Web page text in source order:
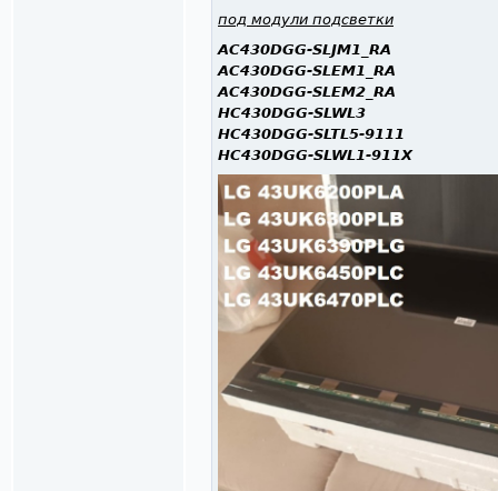
под модули подсветки
AC430DGG-SLJM1_RA
AC430DGG-SLEM1_RA
AC430DGG-SLEM2_RA
HC430DGG-SLWL3
HC430DGG-SLTL5-9111
HC430DGG-SLWL1-911X